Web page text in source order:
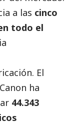
a las cinco
todo el
El
ha
44.343